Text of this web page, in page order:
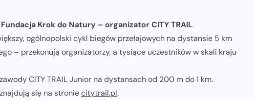
Fundacja Krok do Natury – organizator CITY TRAIL.
ogólnopolski cykl biegów przełajowych na dystansie 5 km
– przekonują organizatorzy, a tysiące uczestników w skali kraju
CITY TRAIL Junior na dystansach od 200 m do 1 km.
się na stroniecitytrail.pl.